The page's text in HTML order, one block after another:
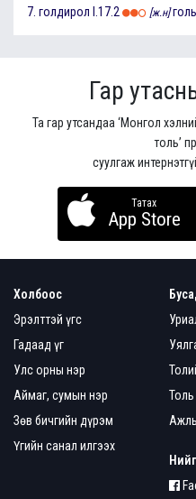
7. голдирол I.17.2 [ж.н]
Гар
Та гар утсандаа ‘Монгол
толь’
суулгаж
Татах
App Store
Холбоос
Эрэлттэй үгс
Гадаад үг
Улс орны нэр
Аймаг, сумын нэр
Зөв бичгийн дүрэм
Үгийн санал илгээх
Толь